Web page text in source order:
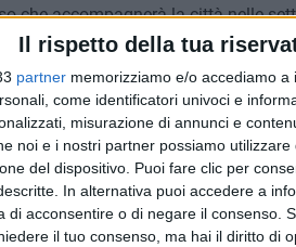
Il rispetto della tua
partner memorizziamo e/o accediamo
come identificatori univoci e
misurazione di annunci e
noi e i nostri partner possiamo
del dispositivo. Puoi fare clic per
In alternativa puoi accedere a
di acconsentire o di negare il consenso.
il tuo consenso, ma hai il diritto di
che accompagnerà la città nelle